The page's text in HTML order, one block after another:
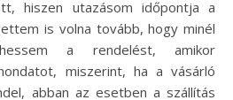
hiszen utazásom időpontja a
is volna tovább, hogy minél
a rendelést, amikor
miszerint, ha a vásárló
abban az esetben a szállítás